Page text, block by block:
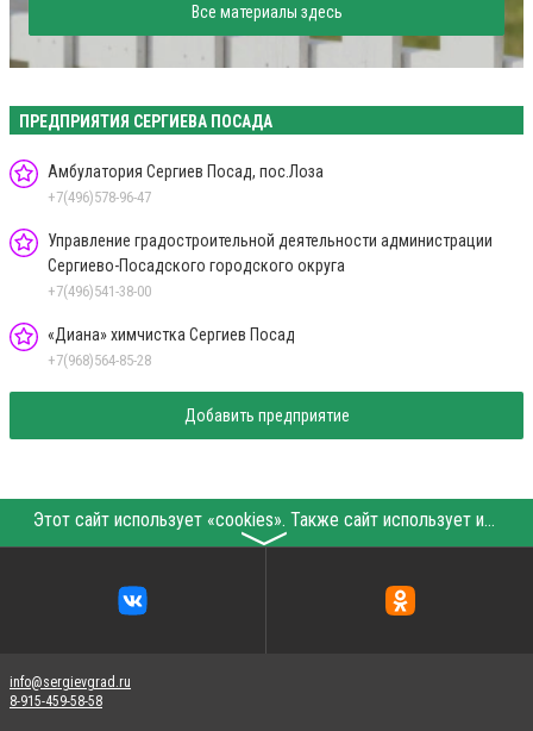
Все материалы здесь
ПРЕДПРИЯТИЯ СЕРГИЕВА ПОСАДА
Амбулатория Сергиев Посад, пос.Лоза
+7(496)578-96-47
Управление градостроительной деятельности администрации
Сергиево-Посадского городского округа
+7(496)541-38-00
«Диана» химчистка Сергиев Посад
+7(968)564-85-28
Добавить предприятие
Этот сайт использует «cookies». Также сайт использует интернет-сервис для сбора технических данных касательно посетителей с целью получения маркетинговой и статистической информации. Условия обработки данных посетителей сайта см.
〉
info@sergievgrad.ru
8-915-459-58-58